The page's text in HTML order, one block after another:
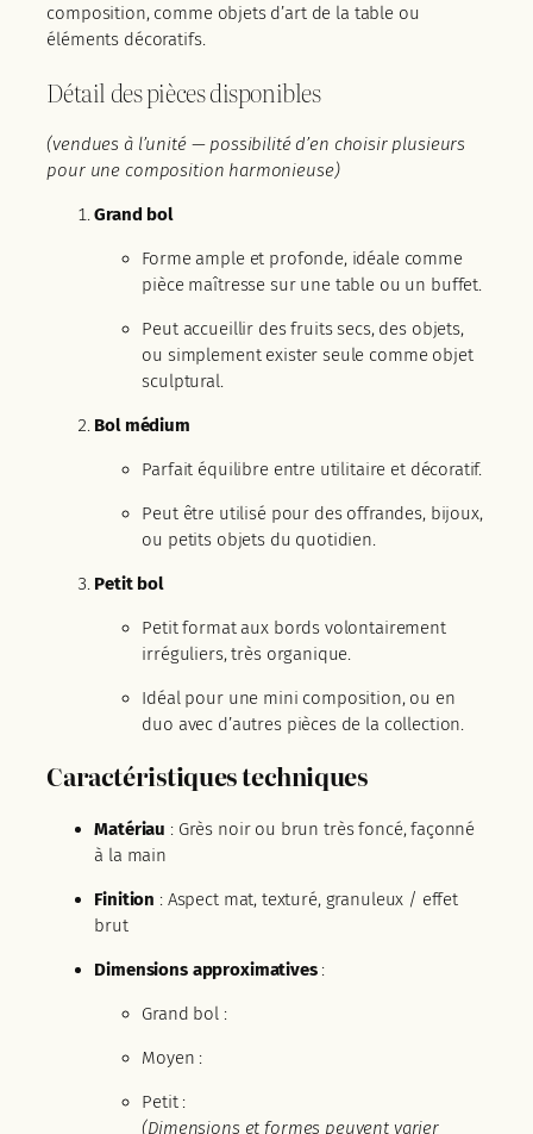
composition, comme objets d’art de la table ou
éléments décoratifs.
Détail des pièces disponibles
(vendues à l’unité — possibilité d’en choisir plusieurs
pour une composition harmonieuse)
Grand bol
Forme ample et profonde, idéale comme
pièce maîtresse sur une table ou un buffet.
Peut accueillir des fruits secs, des objets,
ou simplement exister seule comme objet
sculptural.
Bol médium
Parfait équilibre entre utilitaire et décoratif.
Peut être utilisé pour des offrandes, bijoux,
ou petits objets du quotidien.
Petit bol
Petit format aux bords volontairement
irréguliers, très organique.
Idéal pour une mini composition, ou en
duo avec d’autres pièces de la collection.
Caractéristiques techniques
Matériau : Grès noir ou brun très foncé, façonné
à la main
Finition : Aspect mat, texturé, granuleux / effet
brut
Dimensions approximatives:
Grand bol :
Moyen :
Petit :
(Dimensions et formes peuvent varier